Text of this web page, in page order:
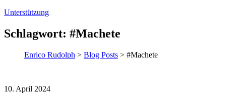
Unterstützung
Schlagwort: #Machete
Enrico Rudolph > Blog Posts > #Machete
10. April 2024